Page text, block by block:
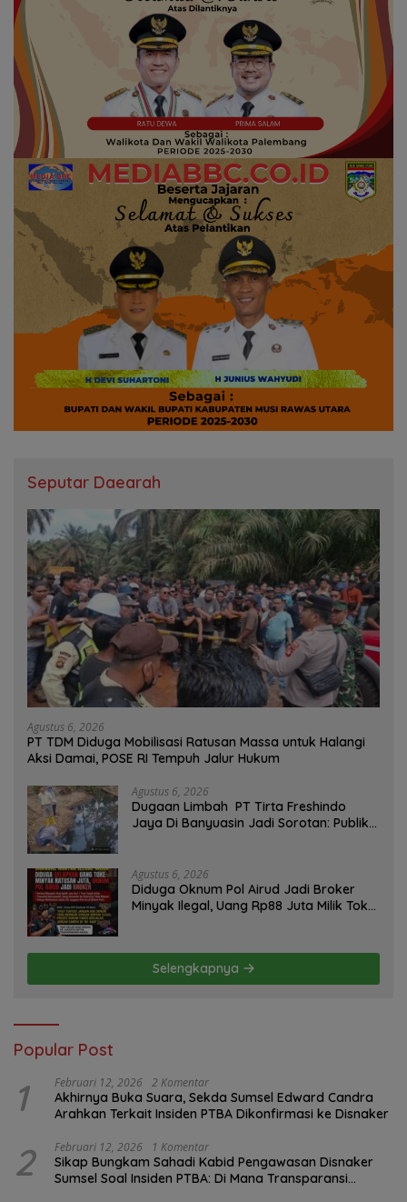
Seputar Daearah
Agustus 6, 2026
PT TDM Diduga Mobilisasi Ratusan Massa untuk Halangi
Aksi Damai, POSE RI Tempuh Jalur Hukum
Agustus 6, 2026
Dugaan Limbah PT Tirta Freshindo
Jaya Di Banyuasin Jadi Sorotan: Publik
Agustus 6, 2026
Diduga Oknum Pol Airud Jadi Broker
Minyak Ilegal, Uang Rp88 Juta Milik Toke
Selengkapnya
Popular Post
1 Februari 12, 2026 2 Komentar
Akhirnya Buka Suara, Sekda Sumsel Edward Candra
Arahkan Terkait Insiden PTBA Dikonfirmasi ke Disnaker
2 Februari 12, 2026 1 Komentar
Sikap Bungkam Sahadi Kabid Pengawasan Disnaker
Sumsel Soal Insiden PTBA: Di Mana Transparansi